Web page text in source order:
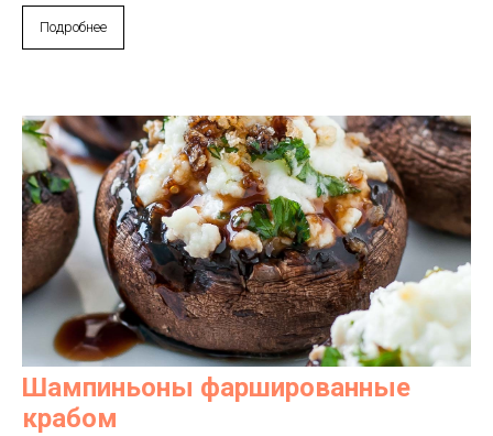
Подробнее
Шампиньоны фаршированные
крабом